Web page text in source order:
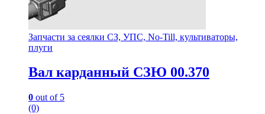
Запчасти за сеялки СЗ, УПС, No-Till, культиваторы,
плуги
Вал карданный СЗЮ 00.370
0 out of 5
(0)